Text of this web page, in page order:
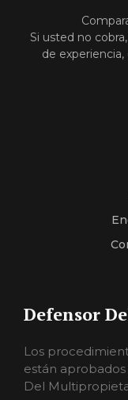
Si usted no
de
Defensor
Los
están
Del